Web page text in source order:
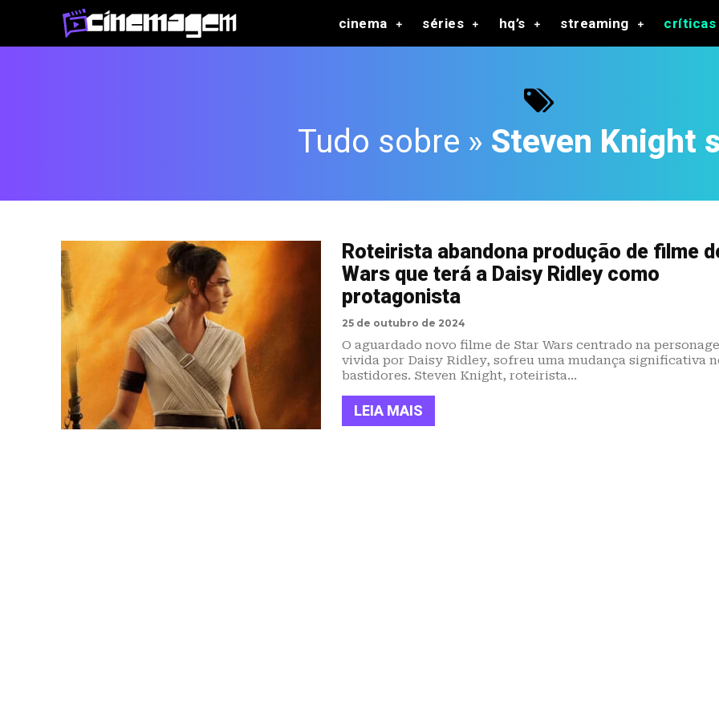
cinema séries hq’s streaming críticas
Tudo sobre » Steven Knight
Roteirista abandona produção de filme
Wars que terá a Daisy Ridley como
protagonista
25 de outubro de 2024
O aguardado novo filme de Star Wars centrado na
vivida por Daisy Ridley, sofreu uma mudança significativa
bastidores. Steven Knight, roteirista...
LEIA MAIS